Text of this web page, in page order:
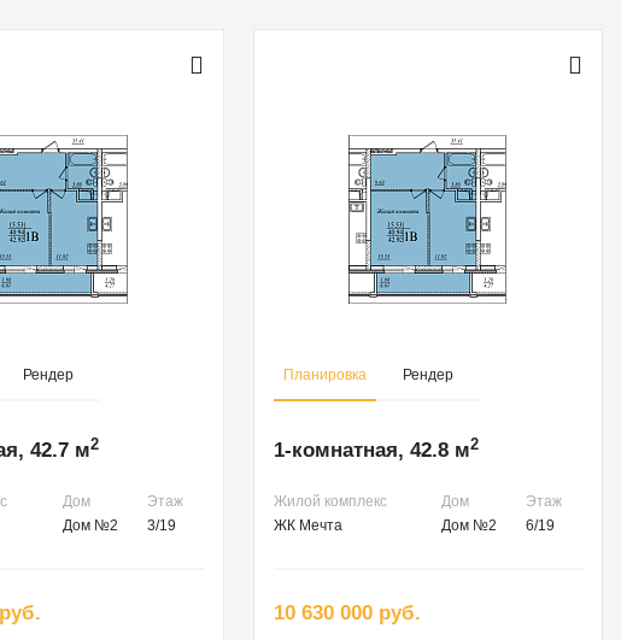
Рендер
42.7 м2
Дом
Этаж
Дом №2 3/19
Планировка Рендер
1-комнатная, 42.8 м2
Жилой комплекс Дом
Этаж
ЖК Мечта
Дом №2 6/19
10 630 000 руб.